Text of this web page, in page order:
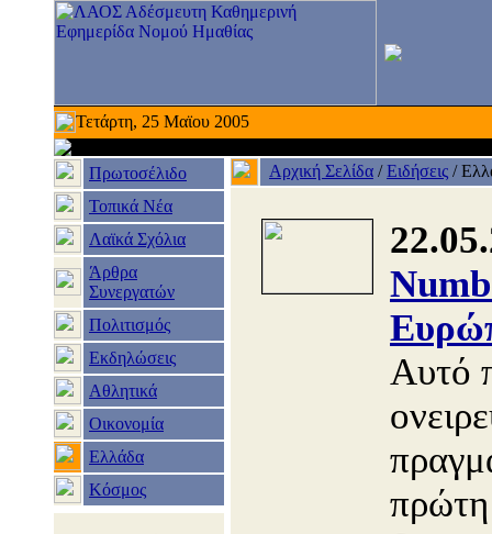
Τετάρτη, 25 Μαϊου 2005
Πρωτοσέλιδο
Τοπικά Νέα
Λαϊκά Σχόλια
Άρθρα
Συνεργατών
Πολιτισμός
Εκδηλώσεις
Αθλητικά
Οικονομία
Ελλάδα
Κόσμος
Αρχική Σελίδα /Ειδήσεις /
Αυτό